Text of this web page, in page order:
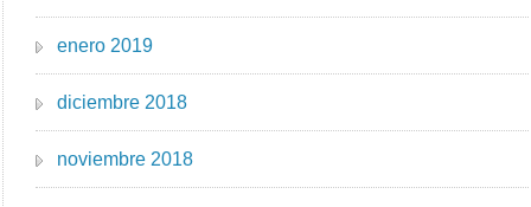
enero 2019
diciembre 2018
noviembre 2018